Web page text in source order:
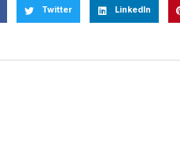
Twitter LinkedIn